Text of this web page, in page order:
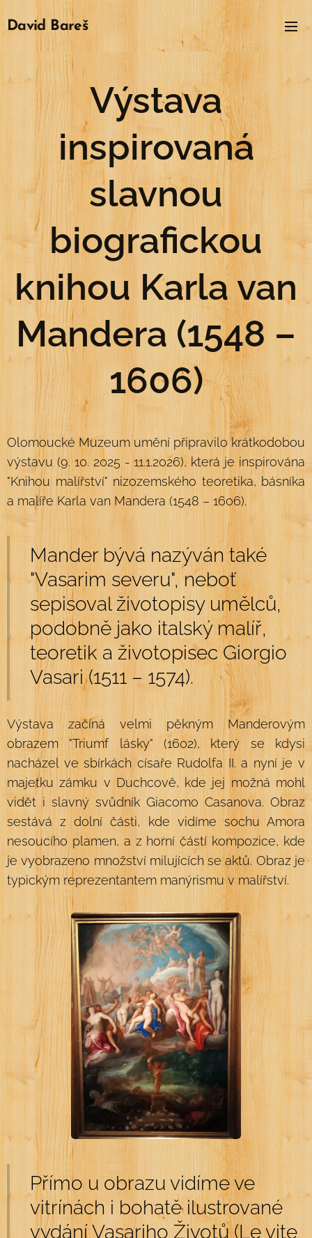
David Bareš
Výstava
inspirovaná
slavnou
biografickou
knihou Karla van
Mandera (1548 –
1606)
Olomoucké Muzeum umění připravilo krátkodobou
výstavu (9. 10. 2025 - 11.1.2026), která je inspirována
"Knihou malířství" nizozemského teoretika, básníka
a malíře Karla van Mandera (1548 – 1606).
Mander bývá nazýván také
"Vasarim severu", neboť
sepisoval životopisy umělců,
podobně jako italský malíř,
teoretik a životopisec Giorgio
Vasari (1511 – 1574).
Výstava začíná velmi pěkným Manderovým
obrazem "Triumf lásky" (1602), který se kdysi
nacházel ve sbírkách císaře Rudolfa II. a nyní je v
majetku zámku v Duchcově, kde jej možná mohl
vidět i slavný svůdník Giacomo Casanova. Obraz
sestává z dolní části, kde vidíme sochu Amora
nesoucího plamen, a z horní částí kompozice, kde
je vyobrazeno množství milujících se aktů. Obraz je
typickým reprezentantem manýrismu v malířství.
Přímo u obrazu vidíme ve
vitrínách i bohatě ilustrované
vydání Vasariho Životů (Le vite